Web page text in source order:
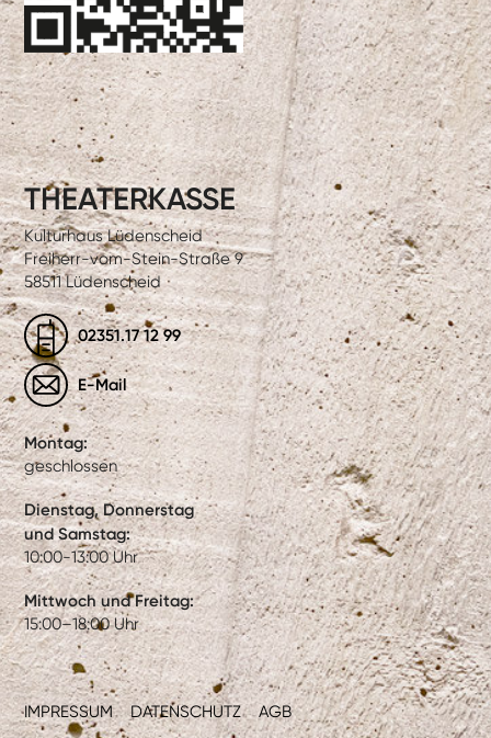
IMPRESSUM DATENSCHUTZ AGB
THEATERKASSE
Kulturhaus Lüdenscheid
Freiherr-vom-Stein-Straße 9
58511 Lüdenscheid
02351.17 12 99
E-Mail
Montag:
geschlossen
Dienstag, Donnerstag
und Samstag:
10:00-13:00 Uhr
Mittwoch und Freitag:
15:00–18:00 Uhr